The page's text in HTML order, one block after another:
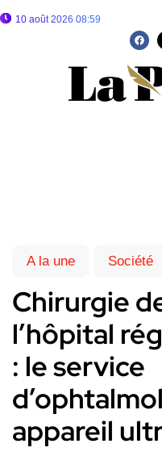
10 août 2026 08:59
A la une Société
Chirurgie
l’hôpital
: le service
appareil